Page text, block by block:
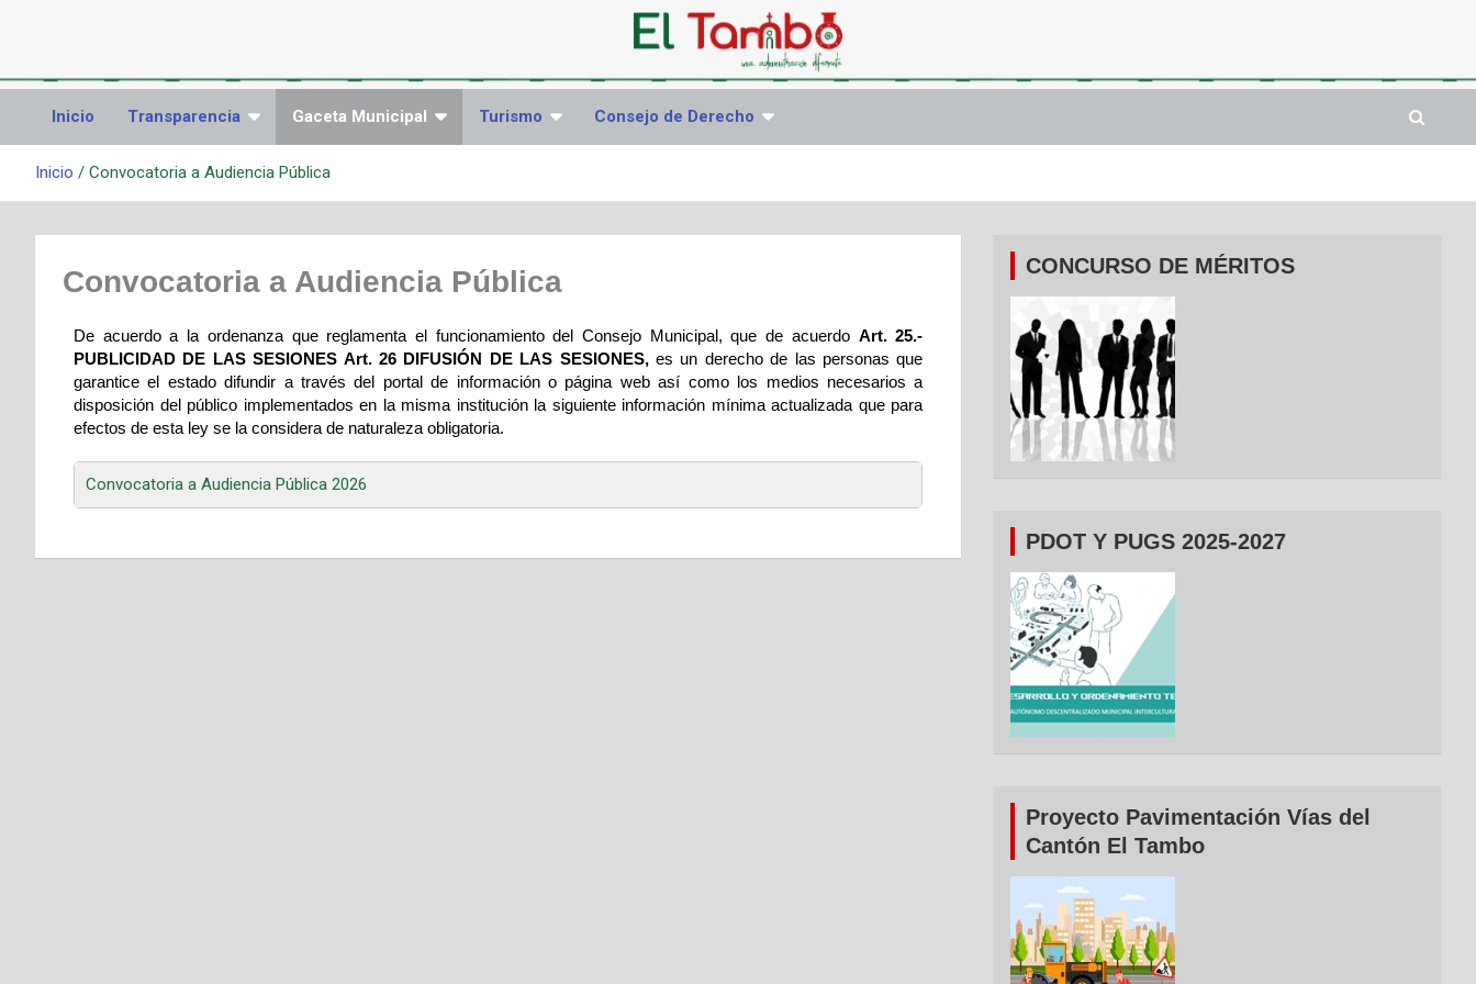
Inicio Transparencia Gaceta Municipal Turismo Consejo de Derecho
Inicio Convocatoria a Audiencia Pública
Convocatoria a Audiencia Pública
De acuerdo a la ordenanza que reglamenta el funcionamiento del Consejo Municipal, que de acuerdo Art. 25.-
PUBLICIDAD DE LAS SESIONES Art. 26 DIFUSIÓN DE LAS SESIONES,es un derecho de las personas que
garantice el estado difundir a través del portal de información o página web así como los medios necesarios a
disposición del público implementados en la misma institución la siguiente información mínima actualizada que para
efectos de esta ley se la considera de naturaleza obligatoria.
Convocatoria a Audiencia Pública 2026
CONCURSO DE MÉRITOS
PDOT Y PUGS 2025-2027
Proyecto Pavimentación Vías del
Cantón El Tambo